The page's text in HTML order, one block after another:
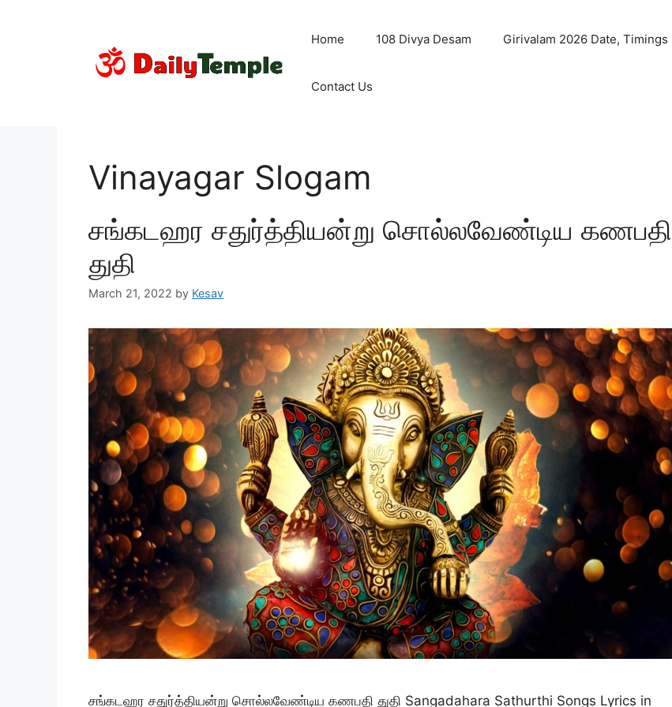
Home 108 Divya Desam Girivalam 2026 Date, Timings
Contact Us
Vinayagar Slogam
சங்கடஹர சதுர்த்தியன்று சொல்லவேண்டிய கணபதி
துதி
March 21, 2022 by Kesav
சங்கடஹர சதுர்த்தியன்று சொல்லவேண்டிய கணபதி துதி Sangadahara Sathurthi Songs Lyrics in